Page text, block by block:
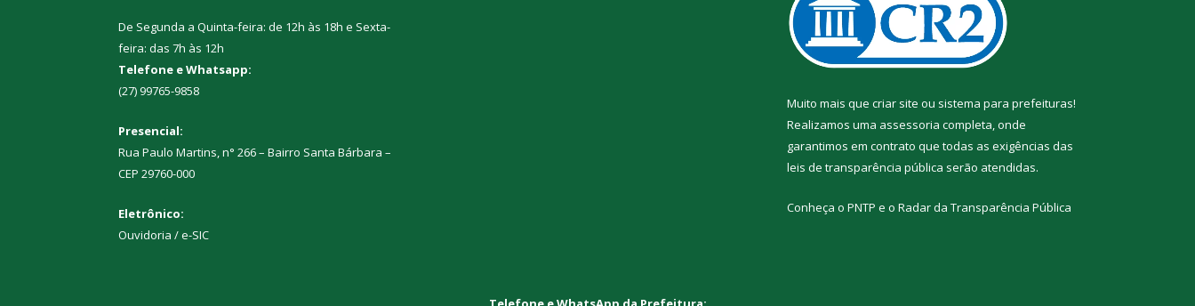
De Segunda a Quinta-feira: de 12h às 18h e Sexta-
feira: das 7h às 12h
Telefone e Whatsapp:
(27) 99765-9858
Presencial:
Rua Paulo Martins, n° 266 – Bairro Santa Bárbara –
CEP 29760-000
Eletrônico:
Ouvidoria /e-SIC
Muito mais que criar site ou sistema para prefeituras!
Realizamos uma assessoria completa, onde
garantimos em contrato que todas as exigências das
leis de transparência pública serão atendidas.
Conheça o PNTP e o Radar da Transparência Pública